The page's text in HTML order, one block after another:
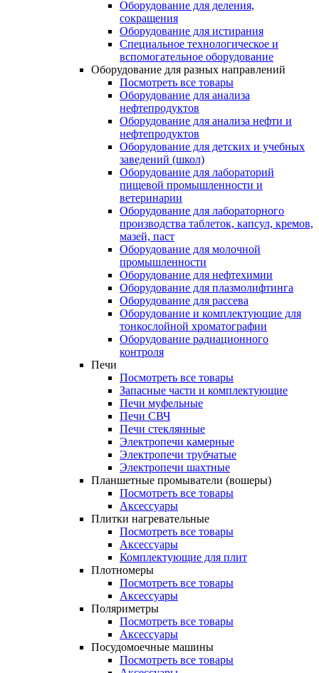
Оборудование для деления,
сокращения
Оборудование для истирания
Специальное технологическое и
вспомогательное оборудование
Оборудование для разных направлений
Посмотреть все товары
Оборудование для анализа
нефтепродуктов
Оборудование для анализа нефти и
нефтепродуктов
Оборудование для детских и учебных
заведений (школ)
Оборудование для лабораторий
пищевой промышленности и
ветеринарии
Оборудование для лабораторного
производства таблеток, капсул, кремов,
мазей, паст
Оборудование для молочной
промышленности
Оборудование для нефтехимии
Оборудование для плазмолифтинга
Оборудование для рассева
Оборудование и комплектующие для
тонкослойной хроматографии
Оборудование радиационного
контроля
Печи
Посмотреть все товары
Запасные части и комплектующие
Печи муфельные
Печи СВЧ
Печи стеклянные
Электропечи камерные
Электропечи трубчатые
Электропечи шахтные
Планшетные промыватели (вошеры)
Посмотреть все товары
Аксессуары
Плитки нагревательные
Посмотреть все товары
Аксессуары
Комплектующие для плит
Плотномеры
Посмотреть все товары
Аксессуары
Поляриметры
Посмотреть все товары
Аксессуары
Посудомоечные машины
Посмотреть все товары